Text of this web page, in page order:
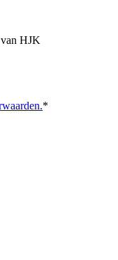
HJK
*